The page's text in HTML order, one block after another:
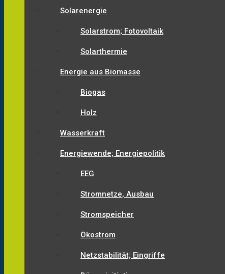
Solarenergie
Solarstrom; Fotovoltaik
Solarthermie
Energie aus Biomasse
Biogas
Holz
Wasserkraft
Energiewende; Energiepolitik
EEG
Stromnetze, Ausbau
Stromspeicher
Ökostrom
Netzstabilität; Eingriffe